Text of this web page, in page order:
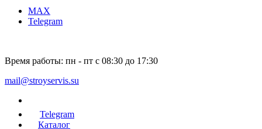
MAX
Telegram
Время работы: пн - пт с 08:30 до 17:30
mail@stroyservis.su
Telegram
Каталог